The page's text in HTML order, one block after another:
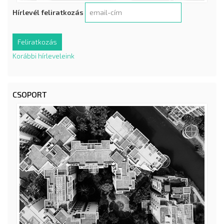
Hírlevél feliratkozás
Korábbi hírleveleink
CSOPORT